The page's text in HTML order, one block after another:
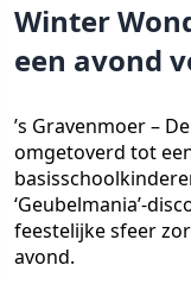
Winter
een avond
’s Gravenmoer –
omgetoverd tot
‘Geubelmania’-
feestelijke sfeer
avond.